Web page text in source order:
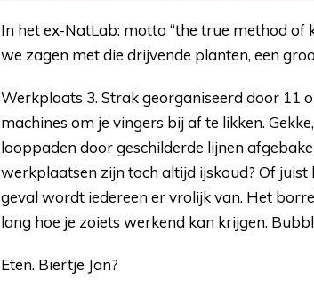
In het ex-NatLab: motto “the true method
we zagen met die drijvende planten, een
Werkplaats 3. Strak georganiseerd door 11
machines om je vingers bij af te likken.
looppaden door geschilderde lijnen
werkplaatsen zijn toch altijd ijskoud? Of
geval wordt iedereen er vrolijk van. Het
lang hoe je zoiets werkend kan krijgen.
Eten. Biertje Jan?